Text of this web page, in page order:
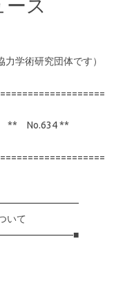
ース
学術研究団体です）
** No.634 **
いて